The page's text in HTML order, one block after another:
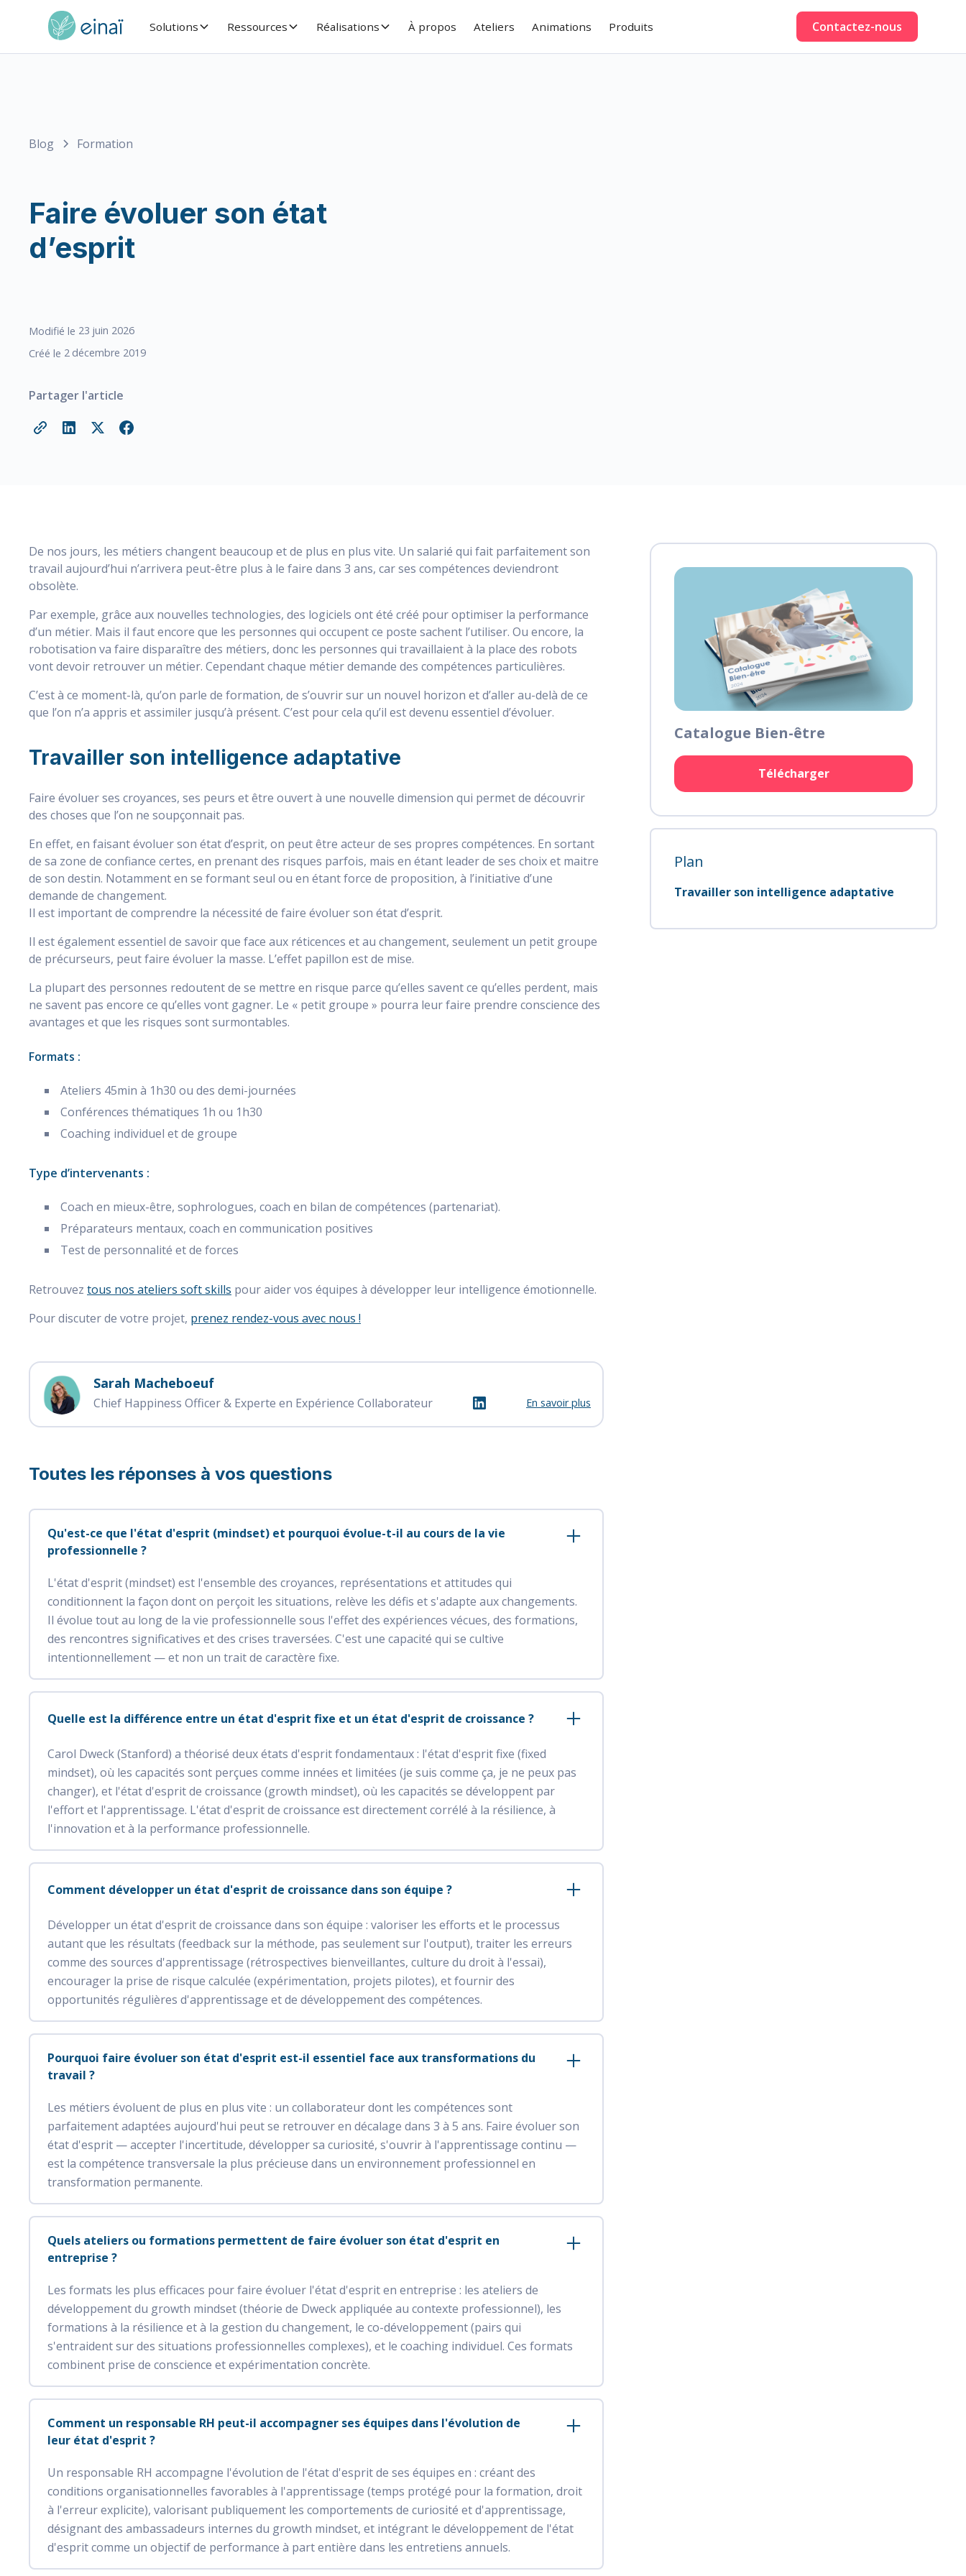
Solutions Ressources Réalisations À propos Ateliers Animations Produits Contactez-nous
Blog Formation
Faire évoluer son état
d’esprit
Modifié le 23 juin 2026
Créé le 2 décembre 2019
Partager l'article
De nos jours, les métiers changent beaucoup et de plus en plus vite. Un salarié qui fait parfaitement son
travail aujourd’hui n’arrivera peut-être plus à le faire dans 3 ans, car ses compétences deviendront
obsolète.
Par exemple, grâce aux nouvelles technologies, des logiciels ont été créé pour optimiser la performance
d’un métier. Mais il faut encore que les personnes qui occupent ce poste sachent l’utiliser. Ou encore, la
robotisation va faire disparaître des métiers, donc les personnes qui travaillaient à la place des robots
vont devoir retrouver un métier. Cependant chaque métier demande des compétences particulières.
C’est à ce moment-là, qu’on parle de formation, de s’ouvrir sur un nouvel horizon et d’aller au-delà de ce
que l’on n’a appris et assimiler jusqu’à présent. C’est pour cela qu’il est devenu essentiel d’évoluer.
Travailler son intelligence adaptative
Faire évoluer ses croyances, ses peurs et être ouvert à une nouvelle dimension qui permet de découvrir
des choses que l’on ne soupçonnait pas.
En effet, en faisant évoluer son état d’esprit, on peut être acteur de ses propres compétences. En sortant
de sa zone de confiance certes, en prenant des risques parfois, mais en étant leader de ses choix et maitre
de son destin. Notamment en se formant seul ou en étant force de proposition, à l’initiative d’une
demande de changement.
Il est important de comprendre la nécessité de faire évoluer son état d’esprit.
Il est également essentiel de savoir que face aux réticences et au changement, seulement un petit groupe
de précurseurs, peut faire évoluer la masse. L’effet papillon est de mise.
La plupart des personnes redoutent de se mettre en risque parce qu’elles savent ce qu’elles perdent, mais
ne savent pas encore ce qu’elles vont gagner. Le « petit groupe » pourra leur faire prendre conscience des
avantages et que les risques sont surmontables.
Formats :
Ateliers 45min à 1h30 ou des demi-journées
Conférences thématiques 1h ou 1h30
Coaching individuel et de groupe
Type d’intervenants :
Coach en mieux-être, sophrologues, coach en bilan de compétences (partenariat).
Préparateurs mentaux, coach en communication positives
Test de personnalité et de forces
Retrouvez tous nos ateliers soft skills pour aider vos équipes à développer leur intelligence émotionnelle.
Pour discuter de votre projet, prenez rendez-vous avec nous !
Sarah Macheboeuf
Chief Happiness Officer & Experte en Expérience Collaborateur En savoir plus
Toutes les réponses à vos questions
Qu'est-ce que l'état d'esprit (mindset) et pourquoi évolue-t-il au cours de la vie
professionnelle ?
L'état d'esprit (mindset) est l'ensemble des croyances, représentations et attitudes qui
conditionnent la façon dont on perçoit les situations, relève les défis et s'adapte aux changements.
Il évolue tout au long de la vie professionnelle sous l'effet des expériences vécues, des formations,
des rencontres significatives et des crises traversées. C'est une capacité qui se cultive
intentionnellement — et non un trait de caractère fixe.
Quelle est la différence entre un état d'esprit fixe et un état d'esprit de croissance ?
Carol Dweck (Stanford) a théorisé deux états d'esprit fondamentaux : l'état d'esprit fixe (fixed
mindset), où les capacités sont perçues comme innées et limitées (je suis comme ça, je ne peux pas
changer), et l'état d'esprit de croissance (growth mindset), où les capacités se développent par
l'effort et l'apprentissage. L'état d'esprit de croissance est directement corrélé à la résilience, à
l'innovation et à la performance professionnelle.
Comment développer un état d'esprit de croissance dans son équipe ?
Développer un état d'esprit de croissance dans son équipe : valoriser les efforts et le processus
autant que les résultats (feedback sur la méthode, pas seulement sur l'output), traiter les erreurs
comme des sources d'apprentissage (rétrospectives bienveillantes, culture du droit à l'essai),
encourager la prise de risque calculée (expérimentation, projets pilotes), et fournir des
opportunités régulières d'apprentissage et de développement des compétences.
Pourquoi faire évoluer son état d'esprit est-il essentiel face aux transformations du
travail ?
Les métiers évoluent de plus en plus vite : un collaborateur dont les compétences sont
parfaitement adaptées aujourd'hui peut se retrouver en décalage dans 3 à 5 ans. Faire évoluer son
état d'esprit — accepter l'incertitude, développer sa curiosité, s'ouvrir à l'apprentissage continu —
est la compétence transversale la plus précieuse dans un environnement professionnel en
transformation permanente.
Quels ateliers ou formations permettent de faire évoluer son état d'esprit en
entreprise ?
Les formats les plus efficaces pour faire évoluer l'état d'esprit en entreprise : les ateliers de
développement du growth mindset (théorie de Dweck appliquée au contexte professionnel), les
formations à la résilience et à la gestion du changement, le co-développement (pairs qui
s'entraident sur des situations professionnelles complexes), et le coaching individuel. Ces formats
combinent prise de conscience et expérimentation concrète.
Comment un responsable RH peut-il accompagner ses équipes dans l'évolution de
leur état d'esprit ?
Un responsable RH accompagne l'évolution de l'état d'esprit de ses équipes en : créant des
conditions organisationnelles favorables à l'apprentissage (temps protégé pour la formation, droit
à l'erreur explicite), valorisant publiquement les comportements de curiosité et d'apprentissage,
désignant des ambassadeurs internes du growth mindset, et intégrant le développement de l'état
d'esprit comme un objectif de performance à part entière dans les entretiens annuels.
Catalogue Bien-être
Télécharger
Plan
Travailler son intelligence adaptative